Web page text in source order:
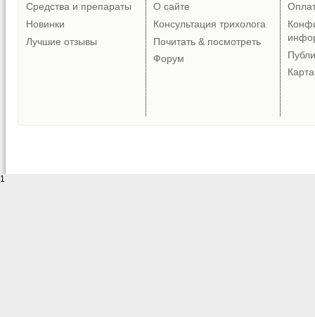
Средства и препараты
Новинки
Лучшие отзывы
О сайте
Консультация трихолога
Почитать & посмотреть
Форум
1